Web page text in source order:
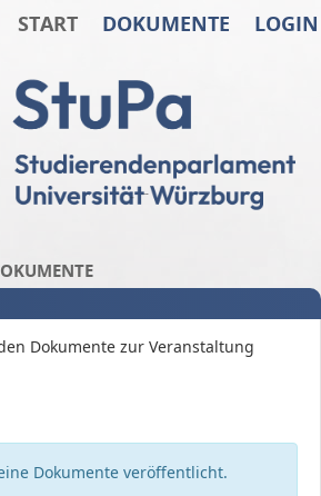
START DOKUMENTE LOGIN
Dokumente zur Veranstaltung
Dokumente veröffentlicht.